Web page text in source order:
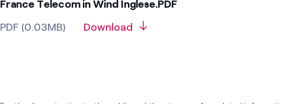
France Telecom in Wind Inglese.PDF
PDF (0.03MB)
Download